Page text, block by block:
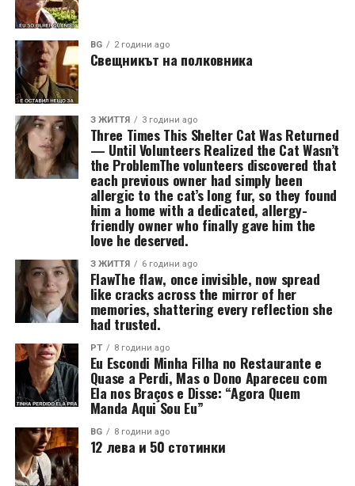
BG 2 години ago
Свещникът на полковника
З ЖИТТЯ 3 години ago
Three Times This Shelter Cat Was Returned
— Until Volunteers Realized the Cat Wasn’t
the ProblemThe volunteers discovered that
each previous owner had simply been
allergic to the cat’s long fur, so they found
him a home with a dedicated, allergy-
friendly owner who finally gave him the
love he deserved.
З ЖИТТЯ 6 години ago
FlawThe flaw, once invisible, now spread
like cracks across the mirror of her
memories, shattering every reflection she
had trusted.
PT 8 години ago
Eu Escondi Minha Filha no Restaurante e
Quase a Perdi, Mas o Dono Apareceu com
Ela nos Braços e Disse: “Agora Quem
Manda Aqui Sou Eu”
BG 8 години ago
12 лева и 50 стотинки